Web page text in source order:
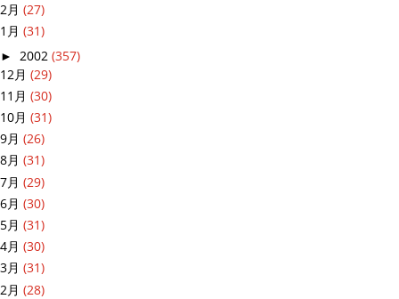
2月 (27)
1月 (31)
► 2002 (357)
12月 (29)
11月 (30)
10月 (31)
9月 (26)
8月 (31)
7月 (29)
6月 (30)
5月 (31)
4月 (30)
3月 (31)
2月 (28)